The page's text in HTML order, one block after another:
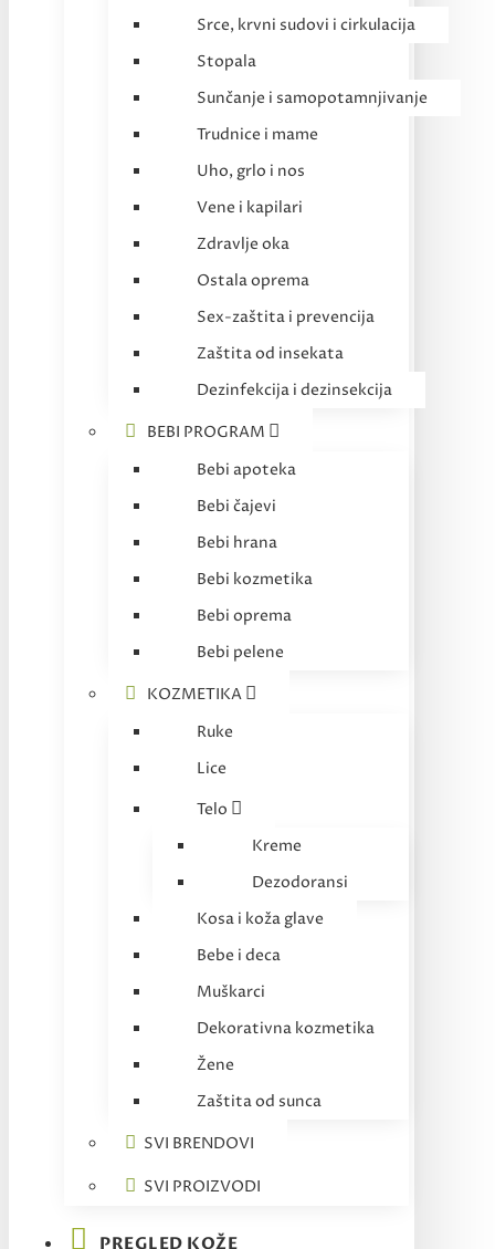
Srce, krvni sudovi i cirkulacija
Stopala
Sunčanje i samopotamnjivanje
Trudnice i mame
Uho, grlo i nos
Vene i kapilari
Zdravlje oka
Ostala oprema
Sex-zaštita i prevencija
Zaštita od insekata
Dezinfekcija i dezinsekcija
BEBI PROGRAM
Bebi apoteka
Bebi čajevi
Bebi hrana
Bebi kozmetika
Bebi oprema
Bebi pelene
KOZMETIKA
Ruke
Lice
Telo
Kreme
Dezodoransi
Kosa i koža glave
Bebe i deca
Muškarci
Dekorativna kozmetika
Žene
Zaštita od sunca
SVI BRENDOVI
SVI PROIZVODI
PREGLED KOŽE